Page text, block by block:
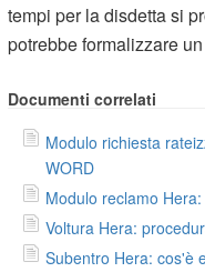
tempi per la disdetta si
potrebbe formalizzare un
Documenti correlati
Modulo richiesta
WORD
Modulo reclamo
Voltura Hera:
Subentro Hera: cos'è